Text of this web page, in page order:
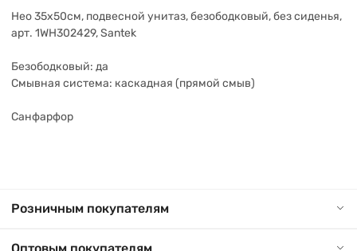
Нео 35х50см, подвесной унитаз, безободковый, без сиденья,
арт. 1WH302429, Santek
Безободковый: да
Смывная система: каскадная (прямой смыв)
Санфарфор
Розничным покупателям